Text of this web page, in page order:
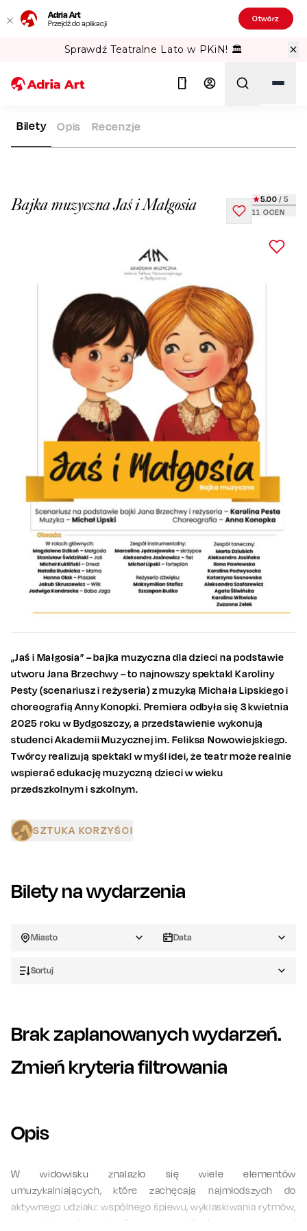
Adria Art
Przejdź do aplikacji Otwórz
Sprawdź Teatralne Lato w PKiN! 🏛️
ADRIA ART REPERTUAR
Bajka muzyczna Jaś i Małgosia 11 OCEN
5.00 / 5
Bilety Opis Recenzje
„Jaś i Małgosia” – bajka muzyczna dla dzieci na podstawie
utworu Jana Brzechwy – to najnowszy spektakl Karoliny
Pesty (scenariusz i reżyseria) z muzyką Michała Lipskiego i
choreografią Anny Konopki. Premiera odbyła się 3 kwietnia
2025 roku w Bydgoszczy, a przedstawienie wykonują
studenci Akademii Muzycznej im. Feliksa Nowowiejskiego.
Twórcy realizują spektakl w myśl idei, że teatr może realnie
wspierać edukację muzyczną dzieci w wieku
przedszkolnym i szkolnym.
SZTUKA KORZYŚCI
Bilety na wydarzenia
Miasto Data
Sortuj
Brak zaplanowanych wydarzeń.
Zmień kryteria filtrowania
Opis
W widowisku znalazło się wiele elementów
umuzykalniających, które zachęcają najmłodszych do
aktywnego udziału: wspólnego śpiewu, wyklaskiwania rytmów,
zapamiętywania motywów oraz podążania za muzycznymi